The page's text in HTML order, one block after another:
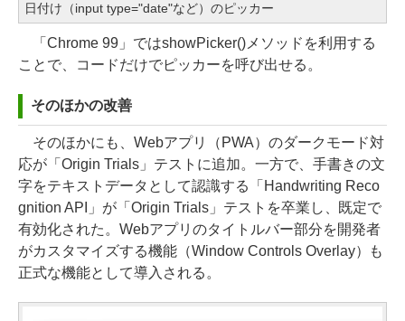
日付け（input type="date"など）のピッカー
「Chrome 99」ではshowPicker()メソッドを利用する
ことで、コードだけでピッカーを呼び出せる。
そのほかの改善
そのほかにも、Webアプリ（PWA）のダークモード対
応が「Origin Trials」テストに追加。一方で、手書きの文
字をテキストデータとして認識する「Handwriting Reco
gnition API」が「Origin Trials」テストを卒業し、既定で
有効化された。Webアプリのタイトルバー部分を開発者
がカスタマイズする機能（Window Controls Overlay）も
正式な機能として導入される。